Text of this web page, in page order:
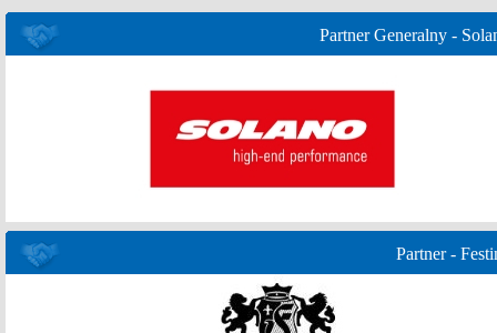
Partner Generalny -
Partner -